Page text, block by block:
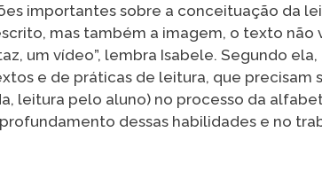
importantes sobre a conceituação da
mas também a imagem, o texto não
um vídeo”, lembra Isabele. Segundo ela,
e de práticas de leitura, que precisam
leitura pelo aluno) no processo da
dessas habilidades e no